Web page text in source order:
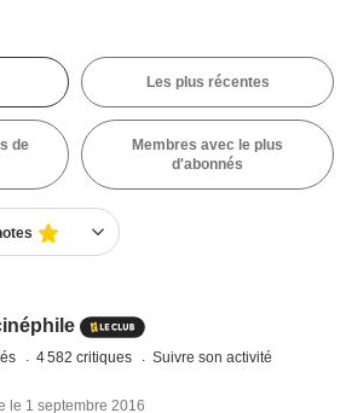
Les plus récentes
de
Membres avec le plus
d'abonnés
4 582 critiques Suivre son activité
le 1 septembre 2016